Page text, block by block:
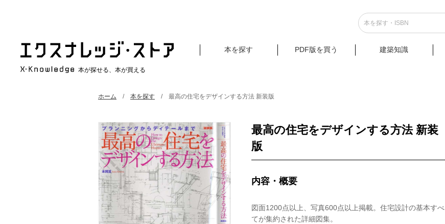
本が探せる、本が買える
本を探す PDF版を買う 建築知識
ホーム 本を探す 最高の住宅をデザインする方法 新装版
最高の住宅をデザインする方法 新装
版
内容・概要
図面1200点以上、写真600点以上掲載。住宅設計の基本すべ
てが集約された詳細図集。